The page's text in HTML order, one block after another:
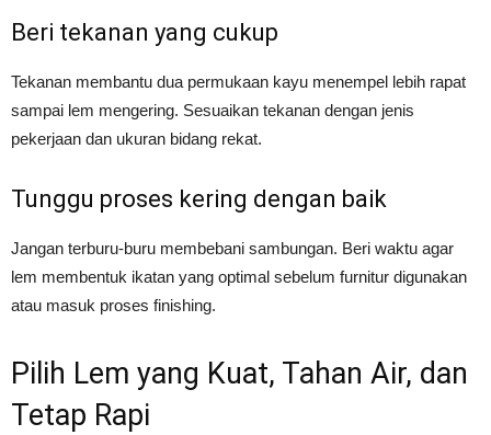
Beri tekanan yang cukup
Tekanan membantu dua permukaan kayu menempel lebih rapat
sampai lem mengering. Sesuaikan tekanan dengan jenis
pekerjaan dan ukuran bidang rekat.
Tunggu proses kering dengan baik
Jangan terburu-buru membebani sambungan. Beri waktu agar
lem membentuk ikatan yang optimal sebelum furnitur digunakan
atau masuk proses finishing.
Pilih Lem yang Kuat, Tahan Air, dan
Tetap Rapi